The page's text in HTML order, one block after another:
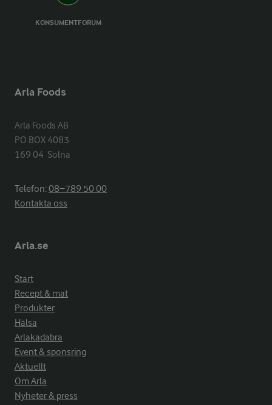
KONSUMENTFORUM
Arla Foods
Arla Foods AB
PO BOX 4083
169 04  Solna
Telefon:08−789 50 00
Kontakta oss
Arla.se
Start
Recept & mat
Produkter
Hälsa
Arlakadabra
Event & sponsring
Aktuellt
Om Arla
Nyheter & press